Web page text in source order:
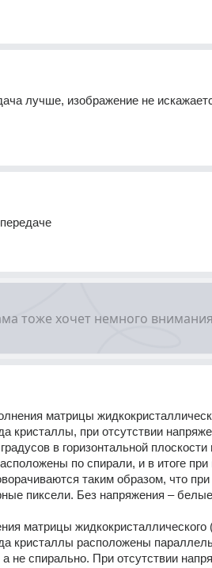
лучше, изображение не
матрицы
кристаллы, при отсутствии
в горизонтальной
по спирали, и в итоге
таким образом, что
пиксели. Без напряжения –
матрицы жидкокристаллического
кристаллы расположены
а не спирально. При отсутствии